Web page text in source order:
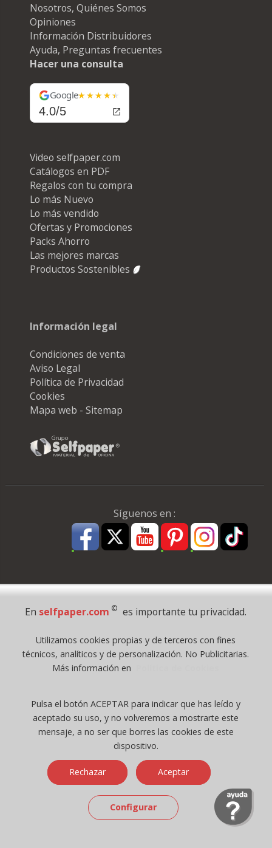
Nosotros, Quiénes Somos
Opiniones
Información Distribuidores
Ayuda, Preguntas frecuentes
Hacer una consulta
Google
4.0/5
Video selfpaper.com
Catálogos en PDF
Regalos con tu compra
Lo más Nuevo
Lo más vendido
Ofertas y Promociones
Packs Ahorro
Las mejores marcas
Productos Sostenibles
Información legal
Condiciones de venta
Aviso Legal
Política de Privacidad
Cookies
Mapa web - Sitemap
Síguenos en :
Pago Seguro
Todos los derechos reservados
©selfpaper.com, y las webs de ©gruposelfpaper.org están gestionadas, y
Registro Mercantil de Valencia ( España ) CEE:
Tomo 7263, Libro 4565, Folio 1, Sección 8, Hoja V-85203.
Móvil / Tablet - Bot mozilla/5.0 (linux; android 14; pixel 8)
applewebkit/537.36 (khtml, like gecko) chrome/131.0.0.0 mobile
Chrome
Ip: 216.73.217.43 -
↑ 896 → 448 ppp
En selfpaper.com © es importante tu privacidad.
Utilizamos cookies propias y de terceros con fines
técnicos, analíticos y de personalización. No Publicitarias.
Más información en
Pulsa el botón ACEPTAR para indicar que has leído y
aceptado su uso, y no volveremos a mostrarte este
mensaje, a no ser que borres las cookies de este
dispositivo.
Rechazar Aceptar
Configurar